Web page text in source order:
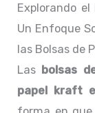
Explorando
Un Enfoque
las Bolsas de
Las bolsas
papel kraft